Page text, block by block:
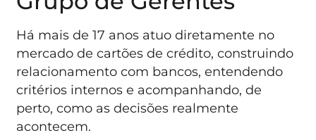
Há mais de 17 anos atuo diretamente no
mercado de cartões de crédito, construindo
relacionamento com bancos, entendendo
critérios internos e acompanhando, de
perto, como as decisões realmente
acontecem.